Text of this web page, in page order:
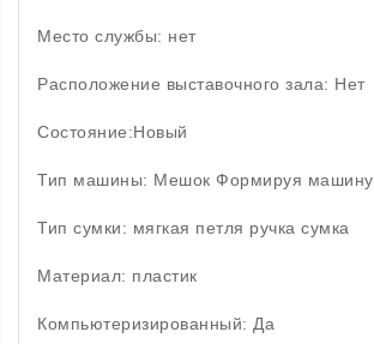
Место службы: нет
Расположение выставочного зала: Нет
Состояние:Новый
Тип машины: Мешок Формируя машину
Тип сумки: мягкая петля ручка сумка
Материал: пластик
Компьютеризированный: Да